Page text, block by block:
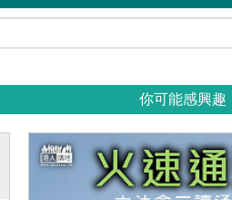
你可能感興趣